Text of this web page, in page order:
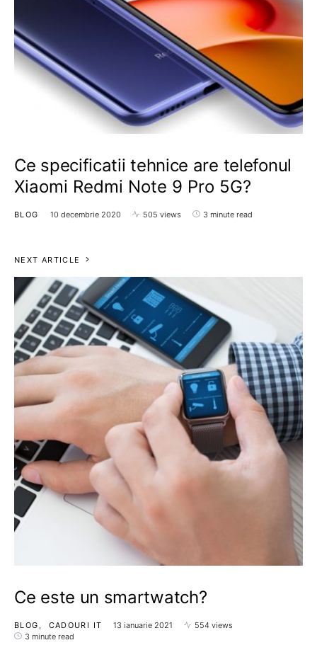
Ce specificatii tehnice are telefonul
Xiaomi Redmi Note 9 Pro 5G?
BLOG 10 decembrie 2020 505 views 3 minute read
NEXT ARTICLE
Ce este un smartwatch?
BLOG CADOURI IT 13 ianuarie 2021
554 views
3 minute read